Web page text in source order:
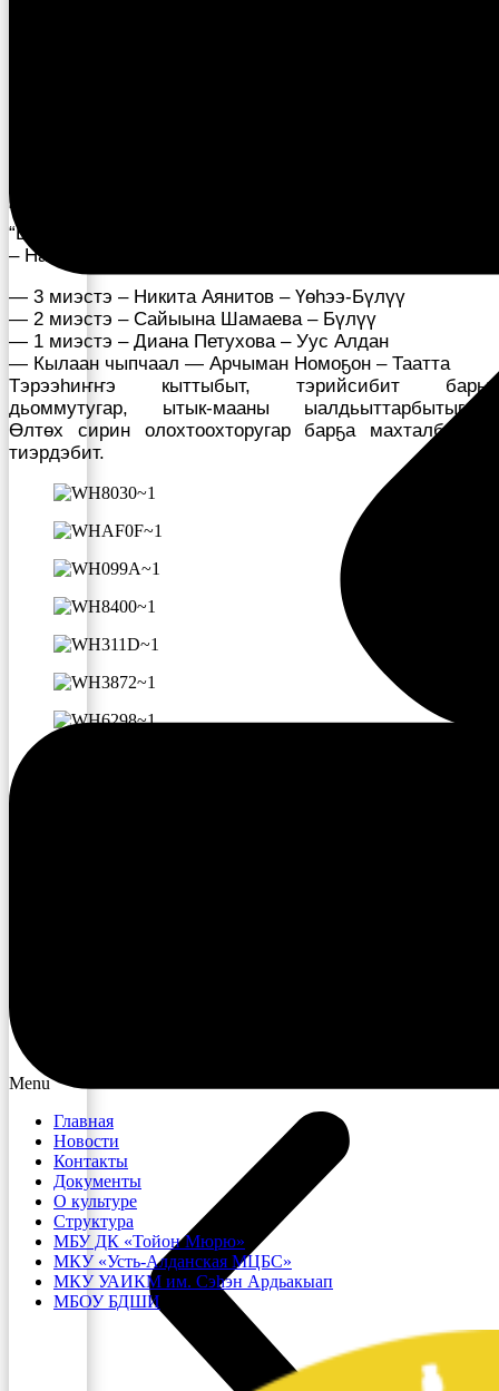
Menu
Главная
Новости
Контакты
Документы
О культуре
Структура
МБУ ДК «Тойон Мюрю»
МКУ «Усть-Алданская МЦБС»
МКУ УАИКМ им. Сэһэн Ардьакыап
МБОУ БДШИ
“Бастыҥ Ноо-һут” анал аат – Вера Цыпандина — Нам
“Бастыҥ Ноо-һут” анал аат – Сахаайа Колодезникова
– Нам
— 3 миэстэ – Никита Аянитов – Үөһээ-Бүлүү
— 2 миэстэ – Сайыына Шамаева – Бүлүү
— 1 миэстэ – Диана Петухова – Уус Алдан
— Кылаан чыпчаал — Арчыман Номоҕон – Таатта
Тэрээһиҥҥэ кыттыбыт, тэрийсибит бары
дьоммутугар, ытык-мааны ыалдьыттарбытыгар,
Өлтөх сирин олохтоохторугар барҕа махталбытын
тиэрдэбит.